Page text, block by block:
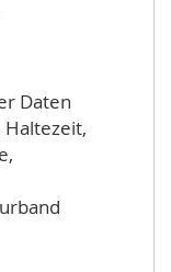
Daten
Haltezeit,